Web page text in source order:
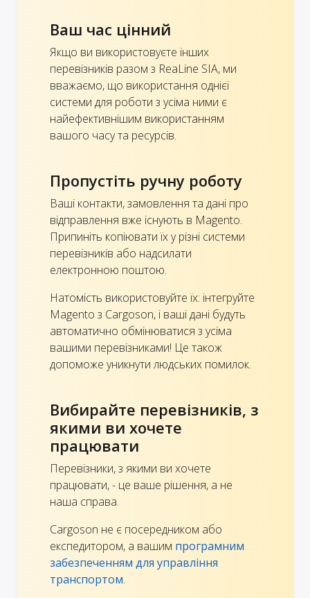
Ваш час цінний
Якщо ви використовуєте інших
перевізників разом з ReaLine SIA, ми
вважаємо, що використання однієї
системи для роботи з усіма ними є
найефективнішим використанням
вашого часу та ресурсів.
Пропустіть ручну роботу
Ваші контакти, замовлення та дані про
відправлення вже існують в Magento.
Припиніть копіювати їх у різні системи
перевізників або надсилати
електронною поштою.
Натомість використовуйте їх: інтегруйте
Magento з Cargoson, і ваші дані будуть
автоматично обмінюватися з усіма
вашими перевізниками! Це також
допоможе уникнути людських помилок.
Вибирайте перевізників, з
якими ви хочете
працювати
Перевізники, з якими ви хочете
працювати, - це ваше рішення, а не
наша справа.
Cargoson не є посередником або
експедитором, а вашим програмним
забезпеченням для управління
транспортом.